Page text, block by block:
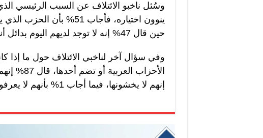
وسُئل ناخبو الائتلاف عن السبب الرئيسي
ينوون اختياره، فأجاب
حين قال 47% إنه لا توجد لديهم اليوم بدائل أنسب، بينما قال 2% إنهم لا يعرفون.
وفي سؤال آخر لناخبي الائتلاف حول ما إذا
إنهم لا يخشونها، فيما أجاب 1% بأنهم لا يعرفون.